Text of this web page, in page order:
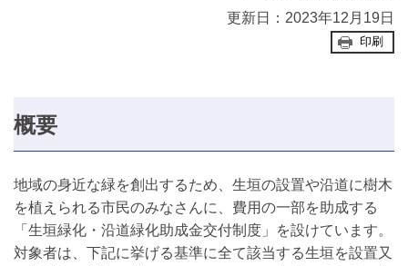
更新日：2023年12月19日
印刷
概要
地域の身近な緑を創出するため、生垣の設置や沿道に樹木
を植えられる市民のみなさんに、費用の一部を助成する
「生垣緑化・沿道緑化助成金交付制度」を設けています。
対象者は、下記に挙げる基準に全て該当する生垣を設置又